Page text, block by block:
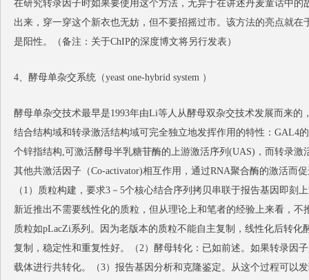
在研究转录因子时如果要使用这个方法，无异于在讲述丹麦童话中
出来，穿一穿这个新衣也无妨，但不要招摇过市。该方法的亮点就
是阳性。（备注：关于ChIP的深度博文将另行发表）
4、酵母单杂交系统（yeast one-hybrid system ）
酵母单杂交技术最早是1993年由Li等人从酵母双杂交技术发展而来的
结合结构域和转录激活结构域可完全独立地发挥作用的特性：GAL4
个锌指结构,可激活酵母半乳糖苷酶的上游激活序列(UAS)，而转录
其他共激活因子（Co-activator)相互作用，通过RNA聚合酶的激活而
（1）质粒构建，要求3－5个核心结合序列拷贝串联于报告基因即刻
新近推出不需要线性化的质粒，但从理论上和笔者的经验上来看，
质粒如pLacZi系列。因为老版本的质粒不能自主复制，线性化后转
复制，稳定性和重复性好。（2）酵母转化：已如前述。如果转录因
载体进行共转化。（3）报告基因分析和克隆鉴定。从这个过程可以